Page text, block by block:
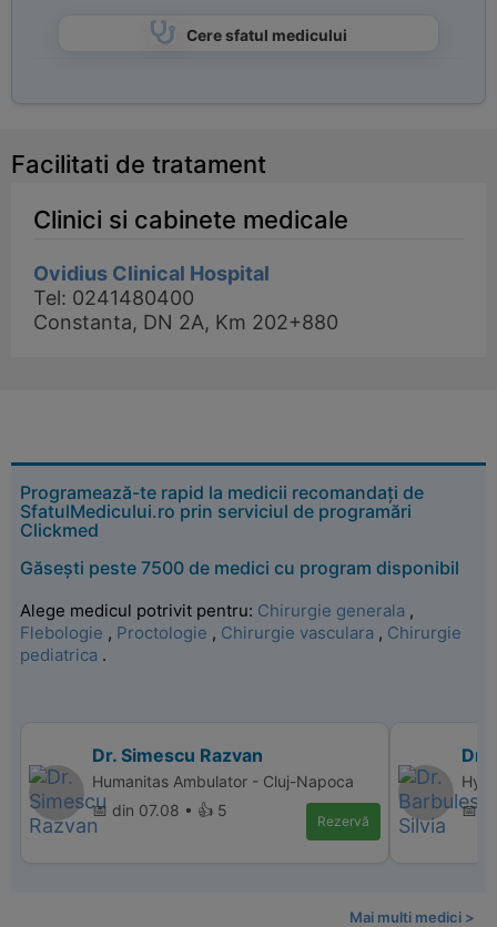
Cere sfatul medicului
Facilitati de tratament
Clinici si cabinete medicale
Ovidius Clinical Hospital
Tel: 0241480400
Constanta, DN 2A, Km 202+880
Programează-te rapid la medicii recomandați de
SfatulMedicului.ro prin serviciul de programări
Clickmed
Găsești peste 7500 de medici cu program disponibil
Alege medicul potrivit pentru: Chirurgie generala ,
Flebologie , Proctologie , Chirurgie vasculara , Chirurgie
pediatrica .
Dr. Simescu Razvan
Humanitas Ambulator - Cluj-Napoca
📅 din 07.08 • 👍 5
Rezervă
Dr.
📅
Mai multi medici >